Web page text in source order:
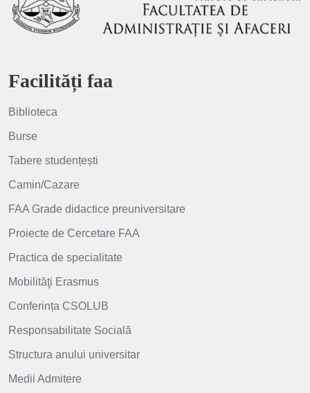
Facilități faa
Biblioteca
Burse
Tabere studențești
Camin/Cazare
FAA Grade didactice preuniversitare
Proiecte de Cercetare FAA
Practica de specialitate
Mobilităţi Erasmus
Conferința CSOLUB
Responsabilitate Socială
Structura anului universitar
Medii Admitere